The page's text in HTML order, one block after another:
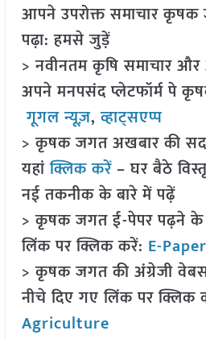
आपने उपरोक्त समाचार
पढ़ा: हमसे जुड़ें
> नवीनतम कृषि समाचार
अपने मनपसंद प्लेटफॉर्म पे
गूगल न्यूज़,व्हाट्सएप्प
> कृषक जगत अखबार की
यहांक्लिक करें– घर बैठे
नई तकनीक के बारे में पढ़ें
> कृषक जगत ई-पेपर पढ़ने के
लिंक पर क्लिक करें: E-Paper
> कृषक जगत की अंग्रेजी
नीचे दिए गए लिंक पर क्लिक
Agriculture